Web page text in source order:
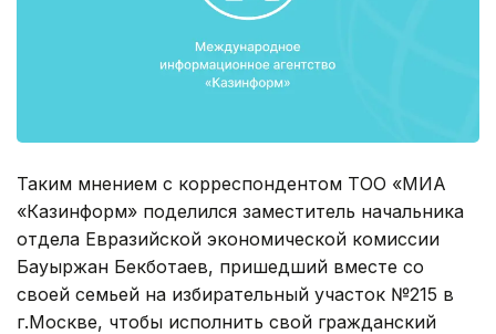
Таким мнением с корреспондентом ТОО «МИА
«Казинформ» поделился заместитель начальника
отдела Евразийской экономической комиссии
Бауыржан Бекботаев, пришедший вместе со
своей семьей на избирательный участок №215 в
г.Москве, чтобы исполнить свой гражданский